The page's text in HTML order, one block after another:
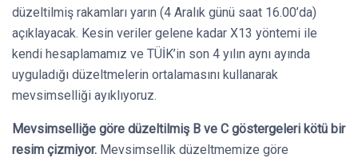
düzeltilmiş rakamları yarın (4 Aralık günü saat 16.00’da)
açıklayacak. Kesin veriler gelene kadar X13 yöntemi ile
kendi hesaplamamız ve TÜİK’in son 4 yılın aynı ayında
uyguladığı düzeltmelerin ortalamasını kullanarak
mevsimselliği ayıklıyoruz.
Mevsimselliğe göre düzeltilmiş B ve C göstergeleri kötü bir
resim çizmiyor. Mevsimsellik düzeltmemize göre